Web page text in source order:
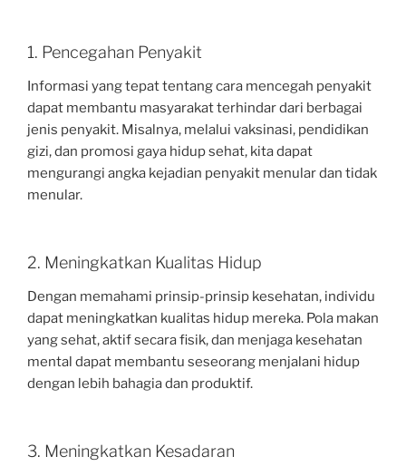
1. Pencegahan Penyakit
Informasi yang tepat tentang cara mencegah penyakit
dapat membantu masyarakat terhindar dari berbagai
jenis penyakit. Misalnya, melalui vaksinasi, pendidikan
gizi, dan promosi gaya hidup sehat, kita dapat
mengurangi angka kejadian penyakit menular dan tidak
menular.
2. Meningkatkan Kualitas Hidup
Dengan memahami prinsip-prinsip kesehatan, individu
dapat meningkatkan kualitas hidup mereka. Pola makan
yang sehat, aktif secara fisik, dan menjaga kesehatan
mental dapat membantu seseorang menjalani hidup
dengan lebih bahagia dan produktif.
3. Meningkatkan Kesadaran